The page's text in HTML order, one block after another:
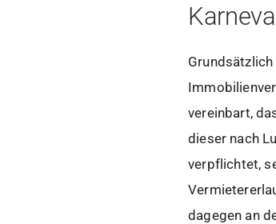
vereinbart,
dieser nach
verpflichtet,
dagegen an